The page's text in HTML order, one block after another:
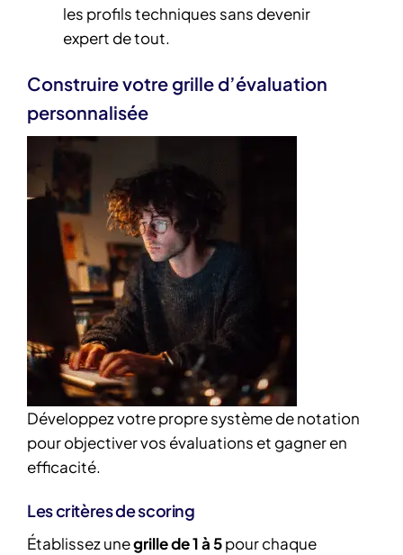
les profils techniques sans devenir
expert de tout.
Construire votre grille d’évaluation
personnalisée
Développez votre propre système de notation
pour objectiver vos évaluations et gagner en
efficacité.
Les critères de scoring
Établissez unegrille de 1 à 5pour chaque